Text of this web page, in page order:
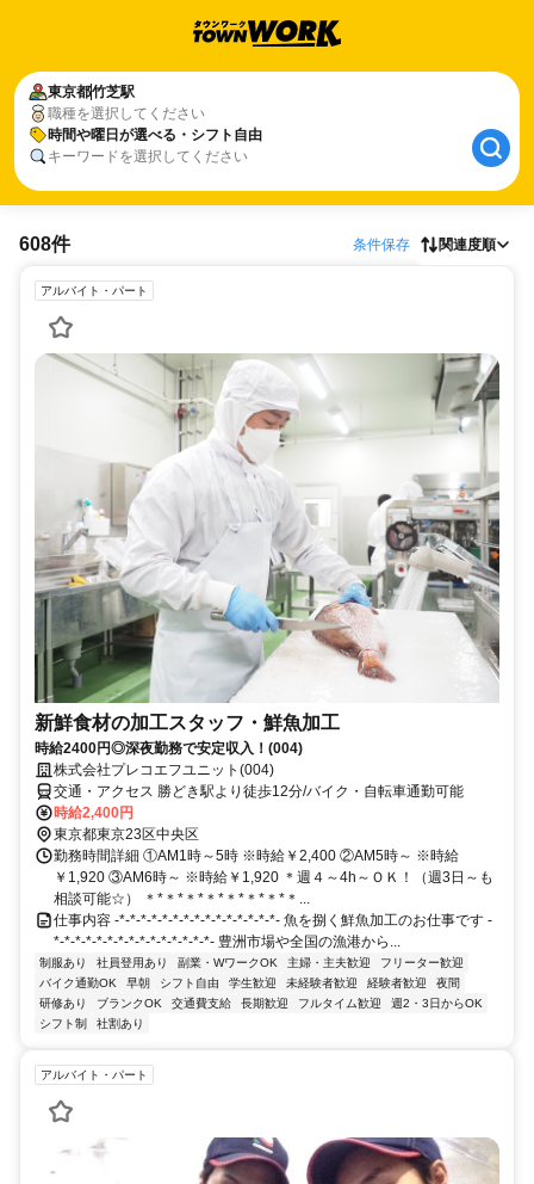
東京都竹芝駅
職種を選択してください
時間や曜日が選べる・シフト自由
キーワードを選択してください
608件 条件保存 関連度順
アルバイト・パート
新鮮食材の加工スタッフ・鮮魚加工
時給2400円◎深夜勤務で安定収入！(004)
株式会社プレコエフユニット(004)
交通・アクセス 勝どき駅より徒歩12分/バイク・自転車通勤可能
時給2,400円
東京都東京23区中央区
勤務時間詳細 ①AM1時～5時 ※時給￥2,400 ②AM5時～ ※時給
￥1,920 ③AM6時～ ※時給￥1,920 ＊週４～4h～ＯＫ！（週3日～も
相談可能☆） ＊*＊*＊*＊*＊*＊*＊*＊...
仕事内容 -*-*-*-*-*-*-*-*-*-*-*-*-*-*-*- 魚を捌く鮮魚加工のお仕事です -
*-*-*-*-*-*-*-*-*-*-*-*-*-*-*- 豊洲市場や全国の漁港から...
制服あり 社員登用あり 副業・WワークOK 主婦・主夫歓迎
フリーター歓迎
バイク通勤OK
早朝 シフト自由 学生歓迎 未経験者歓迎 経験者歓迎
夜間
研修あり
ブランクOK 交通費支給 長期歓迎 フルタイム歓迎
週2・3日からOK
シフト制
社割あり
アルバイト・パート